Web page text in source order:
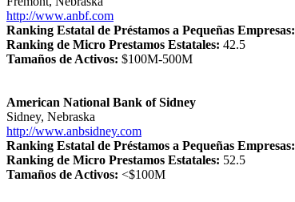
http://www.anbf.com
Ranking Estatal de Préstamos a Pequeñas Empresas:
Ranking de Micro Prestamos Estatales: 42.5
Tamaños de Activos: $100M-500M
American National Bank of Sidney
Sidney, Nebraska
http://www.anbsidney.com
Ranking Estatal de Préstamos a Pequeñas Empresas:
Ranking de Micro Prestamos Estatales: 52.5
Tamaños de Activos: <$100M